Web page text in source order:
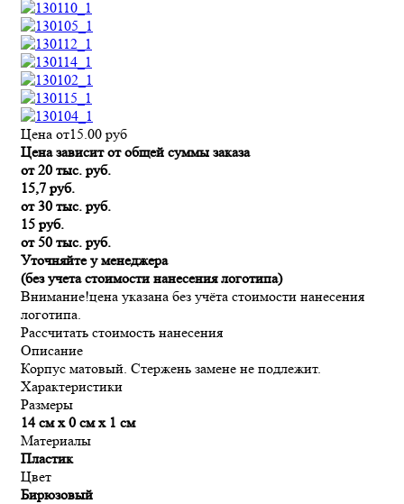
Цена от15.00 руб
Цена зависит от общей суммы заказа
от 20 тыс. руб.
15,7 руб.
от 30 тыс. руб.
15 руб.
от 50 тыс. руб.
Уточняйте у менеджера
(без учета стоимости нанесения логотипа)
Внимание!цена указана без учёта стоимости нанесения
логотипа.
Рассчитать стоимость нанесения
Описание
Корпус матовый. Стержень замене не подлежит.
Характеристики
Размеры
14 см х 0 см х 1 см
Материалы
Пластик
Цвет
Бирюзовый